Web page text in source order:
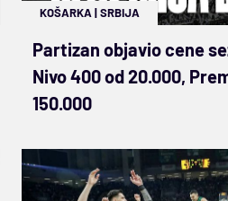
KOŠARKA |SRBIJA
Partizan objavio cene
Nivo 400 od 20.000,
150.000